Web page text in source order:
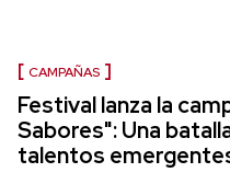
CAMPAÑAS
Festival lanza la
Sabores": Una
talentos